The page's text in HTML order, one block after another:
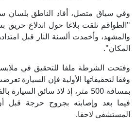
وفي سياق متصل، أفاد الناطق بلسان
"الطواقم تلقت بلاغا حول اندلاع حريق
والمشهد، وأخمدت ألسنة النار قبل
المكان".
وفتحت الشرطة ملفا للتحقيق في
وفقا لتحقيقاتها الأولية فإن السيارة
بمسافة 500 متر، إذ لاذ سائق
فيما بعد وإصابته بجروح حرجة قبل
المستشفى لاحقا.